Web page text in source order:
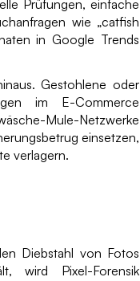
Prüfungen, einfache
wie „catfish
in Google Trends
Gestohlene oder
im E-Commerce
Mule-Netzwerke
einsetzen,
verlagern.
Diebstahl von Fotos
wird Pixel-Forensik